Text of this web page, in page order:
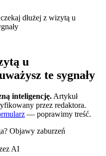
dłużej z wizytą u
u
te sygnały
inteligencję. Artykuł
przez redaktora.
— poprawimy treść.
AI